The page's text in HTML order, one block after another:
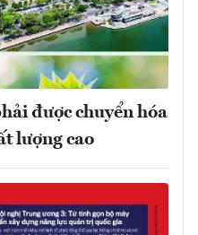
được chuyển hóa
lượng cao